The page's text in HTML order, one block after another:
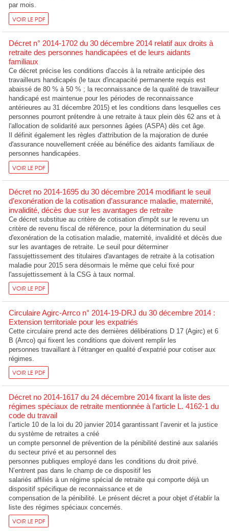
par mois.
VOIR LE PDF
Décret n° 2014-1702 du 30 décembre 2014 relatif aux droits à
retraite des personnes handicapées et de leurs aidants
familiaux
Ce décret précise les conditions d'accès à la retraite anticipée des
travailleurs handicapés (le taux d'incapacité permanente requis est
abaissé de 80 % à 50 % ; la reconnaissance de la qualité de travailleur
handicapé est maintenue pour les périodes de reconnaissance
antérieures au 31 décembre 2015) et les conditions dans lesquelles ces
personnes pourront prétendre à une retraite à taux plein dès 62 ans et à
l'allocation de solidarité aux personnes âgées (ASPA) dès cet âge.
Il définit également les règles d'attribution de la majoration de durée
d'assurance nouvellement créée au bénéfice des aidants familiaux de
personnes handicapées.
VOIR LE PDF
Décret no 2014-1695 du 30 décembre 2014 modifiant le seuil
d’exonération de la cotisation d’assurance maladie, maternité,
invalidité, décès due sur les avantages de retraite
Ce décret substitue au critère de cotisation d'impôt sur le revenu un
critère de revenu fiscal de référence, pour la détermination du seuil
d'exonération de la cotisation maladie, maternité, invalidité et décès due
sur les avantages de retraite. Le seuil pour déterminer
l'assujettissement des titulaires d'avantages de retraite à la cotisation
maladie pour 2015 sera désormais le même que celui fixé pour
l'assujettissement à la CSG à taux normal.
VOIR LE PDF
Circulaire Agirc-Arrco n° 2014-19-DRJ du 30 décembre 2014 :
Extension territoriale pour les expatriés
Cette circulaire prend acte des dernières délibérations D 17 (Agirc) et 6
B (Arrco) qui fixent les conditions que doivent remplir les
personnes travaillant à l’étranger en qualité d’expatrié pour cotiser aux
régimes.
VOIR LE PDF
Décret no 2014-1617 du 24 décembre 2014 fixant la liste des
régimes spéciaux de retraite mentionnée à l’article L. 4162-1 du
code du travail
l’article 10 de la loi du 20 janvier 2014 garantissant l’avenir et la justice
du système de retraites a créé
un compte personnel de prévention de la pénibilité destiné aux salariés
du secteur privé et au personnel des
personnes publiques employé dans les conditions du droit privé.
N’entrent pas dans le champ de ce dispositif les
salariés affiliés à un régime spécial de retraite qui comporte déjà un
dispositif spécifique de reconnaissance et de
compensation de la pénibilité. Le présent décret a pour objet d’établir la
liste des régimes spéciaux concernés.
VOIR LE PDF